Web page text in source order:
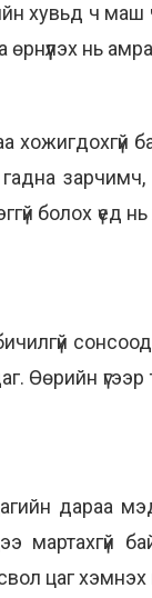
хувьд ч
нь
хожигдохгүй
болох үед
Өөрийн
дараа
мартахгүй
цаг хэмнэх